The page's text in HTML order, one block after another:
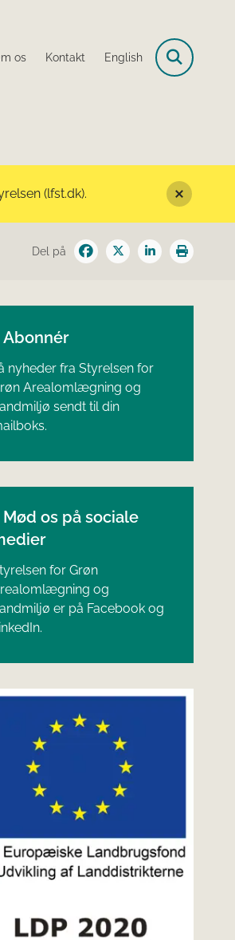
os Kontakt English
(lfst.dk).
Del på
Abonnér
nyheder fra Styrelsen for
Arealomlægning og
sendt til din
Mød os på sociale
for Grøn
og
er på Facebook og